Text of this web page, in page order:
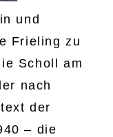
und
Frieling zu
Scholl am
nach
der
– die